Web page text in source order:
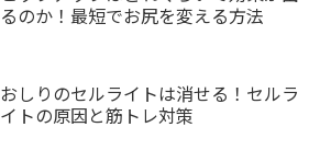
るのか！最短でお尻を変える方法
おしりのセルライトは消せる！セルラ
イトの原因と筋トレ対策